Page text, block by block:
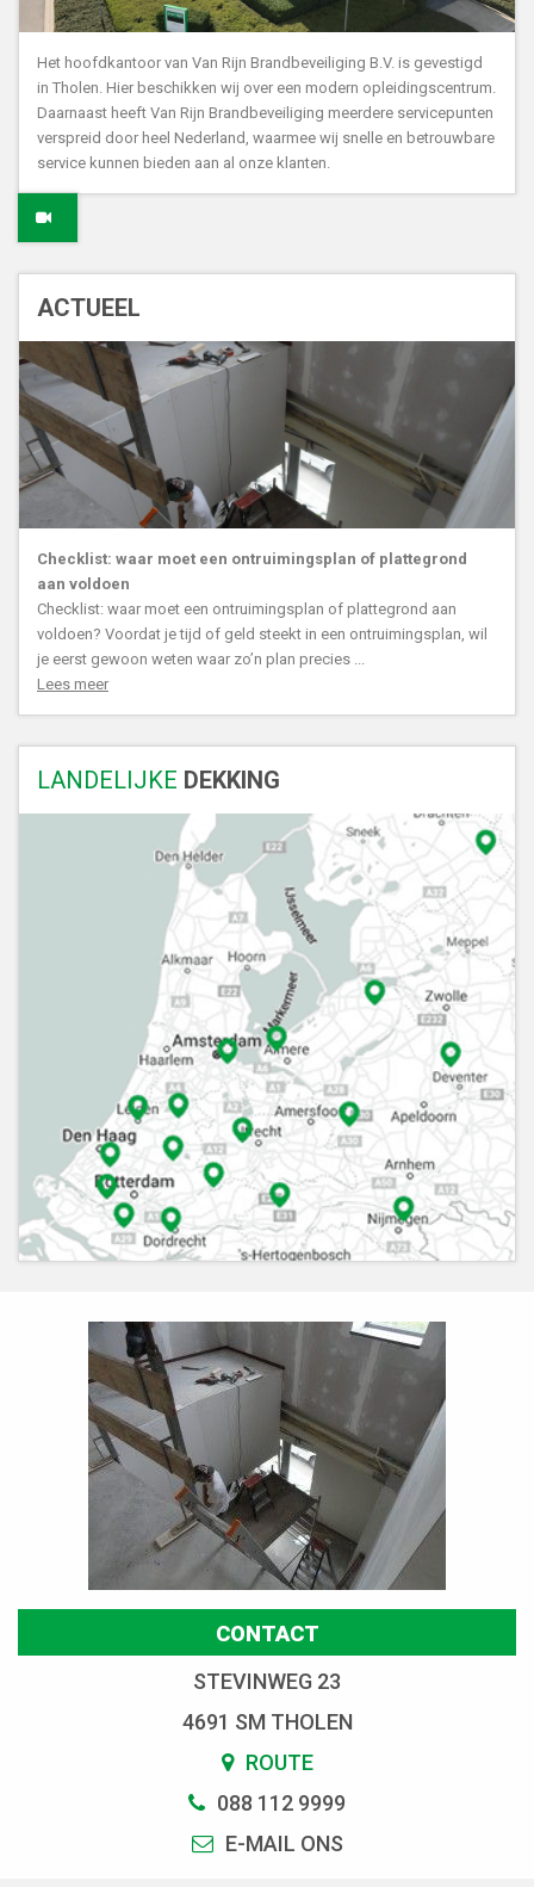
Het hoofdkantoor van Van Rijn Brandbeveiliging B.V. is gevestigd
in Tholen. Hier beschikken wij over een modern opleidingscentrum.
Daarnaast heeft Van Rijn Brandbeveiliging meerdere servicepunten
verspreid door heel Nederland, waarmee wij snelle en betrouwbare
service kunnen bieden aan al onze klanten.
ACTUEEL
Checklist: waar moet een ontruimingsplan of plattegrond
aan voldoen
Checklist: waar moet een ontruimingsplan of plattegrond aan
voldoen? Voordat je tijd of geld steekt in een ontruimingsplan, wil
je eerst gewoon weten waar zo’n plan precies ...
Lees meer
LANDELIJKE DEKKING
CONTACT
STEVINWEG 23
4691 SM THOLEN
ROUTE
088 112 9999
E-MAIL ONS